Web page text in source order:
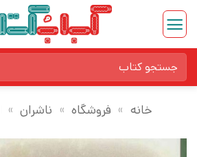
Skip
content
برای:
خانه » فروشگاه » ناشران »